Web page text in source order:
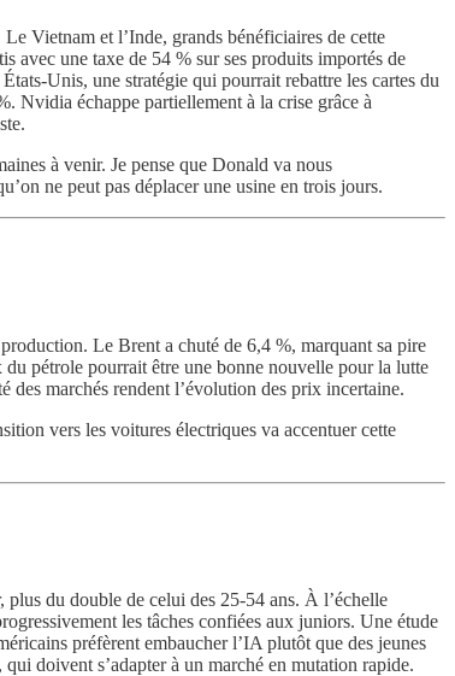
Vietnam et l’Inde, grands bénéficiaires de cette
avec une taxe de 54 % sur ses produits importés de
Unis, une stratégie qui pourrait rebattre les cartes du
Nvidia échappe partiellement à la crise grâce à
à venir. Je pense que Donald va nous
ne peut pas déplacer une usine en trois jours.
Le Brent a chuté de 6,4 %, marquant sa pire
pétrole pourrait être une bonne nouvelle pour la lutte
des marchés rendent l’évolution des prix incertaine.
vers les voitures électriques va accentuer cette
du double de celui des 25-54 ans. À l’échelle
les tâches confiées aux juniors. Une étude
préfèrent embaucher l’IA plutôt que des jeunes
doivent s’adapter à un marché en mutation rapide.